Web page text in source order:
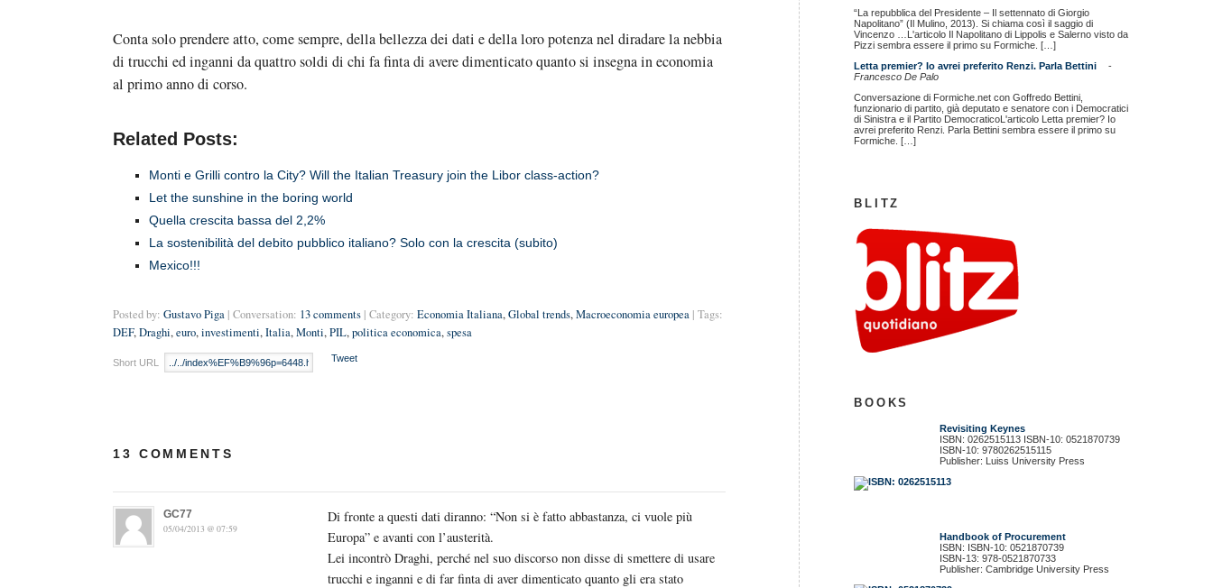
Conta solo prendere atto, come sempre, della bellezza dei dati e della loro potenza nel diradare la nebbia
di trucchi ed inganni da quattro soldi di chi fa finta di avere dimenticato quanto si insegna in economia
al primo anno di corso.
Related Posts:
Monti e Grilli contro la City? Will the Italian Treasury join the Libor class-action?
Let the sunshine in the boring world
Quella crescita bassa del 2,2%
La sostenibilità del debito pubblico italiano? Solo con la crescita (subito)
Mexico!!!
Posted by: Gustavo Piga | Conversation: 13 comments | Category: Economia Italiana,Global trends,Macroeconomia europea | Tags:
DEF,Draghi,euro,investimenti,Italia,Monti,PIL,politica economica,spesa
Short URL Tweet
13 COMMENTS
GC77
05/04/2013 @ 07:59
Di fronte a questi dati diranno: “Non si è fatto abbastanza, ci vuole più
Europa” e avanti con l’austerità.
Lei incontrò Draghi, perché nel suo discorso non disse di smettere di usare
trucchi e inganni e di far finta di aver dimenticato quanto gli era stato
“La repubblica del Presidente – Il settennato di Giorgio
Napolitano” (Il Mulino, 2013). Si chiama così il saggio di
Vincenzo …L'articolo Il Napolitano di Lippolis e Salerno visto da
Pizzi sembra essere il primo su Formiche. […]
Letta premier? Io avrei preferito Renzi. Parla Bettini
-
Francesco De Palo
Conversazione di Formiche.net con Goffredo Bettini,
funzionario di partito, già deputato e senatore con i Democratici
di Sinistra e il Partito DemocraticoL'articolo Letta premier? Io
avrei preferito Renzi. Parla Bettini sembra essere il primo su
Formiche. […]
BLITZ
BOOKS
Revisiting Keynes
ISBN: 0262515113 ISBN-10: 0521870739
ISBN-10: 9780262515115
Publisher: Luiss University Press
Handbook of Procurement
ISBN: ISBN-10: 0521870739
ISBN-13: 978-0521870733
Publisher: Cambridge University Press